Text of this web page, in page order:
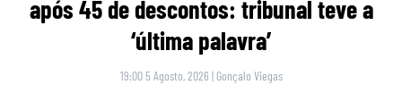
após 45 de descontos: tribunal teve a
‘última palavra’
19:00 5 Agosto, 2026 | Gonçalo Viegas